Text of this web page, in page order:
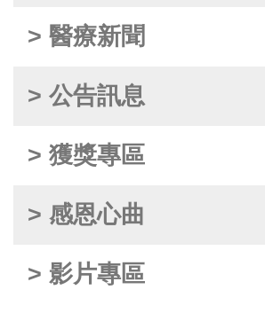
> 醫療新聞
> 公告訊息
> 獲獎專區
> 感恩心曲
> 影片專區